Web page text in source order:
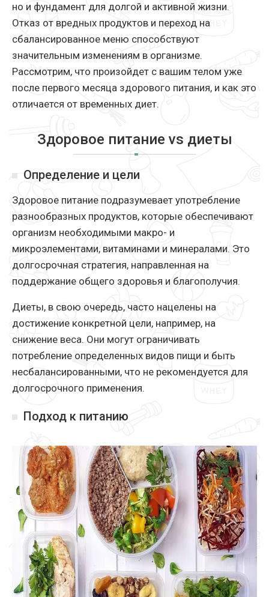
но и фундамент для долгой и активной жизни.
Отказ от вредных продуктов и переход на
сбалансированное меню способствуют
значительным изменениям в организме.
Рассмотрим, что произойдет с вашим телом уже
после первого месяца здорового питания, и как это
отличается от временных диет.
Здоровое питание vs диеты
Определение и цели
Здоровое питание подразумевает употребление
разнообразных продуктов, которые обеспечивают
организм необходимыми макро- и
микроэлементами, витаминами и минералами. Это
долгосрочная стратегия, направленная на
поддержание общего здоровья и благополучия.
Диеты, в свою очередь, часто нацелены на
достижение конкретной цели, например, на
снижение веса. Они могут ограничивать
потребление определенных видов пищи и быть
несбалансированными, что не рекомендуется для
долгосрочного применения.
Подход к питанию